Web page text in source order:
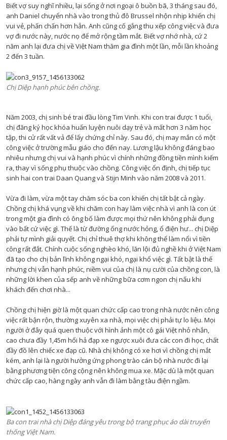
Biết vợ suy nghĩ nhiều, lại sống ở nơi ngoại ô buồn bã, 3 tháng sau đó,
anh Daniel chuyển nhà vào trong thủ đô Brussel nhộn nhịp khiến chị
vui vẻ, phấn chấn hơn hẳn. Anh cũng cố gắng thu xếp công việc và đưa
vợ đi nước này, nước nọ để mở rộng tầm mắt. Biết vợ nhớ nhà, cứ 2
năm anh lại đưa chị về Việt Nam thăm gia đình một lần, mỗi lần khoảng
2 đến 3 tuần.
Chị Diệp hạnh phúc bên chồng.
Năm 2003, chị sinh bé trai đầu lòng Tim Vinh. Khi con trai được 1 tuổi,
chị đăng ký học khóa huấn luyện nuôi dạy trẻ và mất hơn 3 năm học
tập, thi cử rất vất vả để lấy chứng chỉ này. Sau đó, chị may mắn có một
công việc ở trường mẫu giáo cho đến nay. Lương lậu không đáng bao
nhiêu nhưng chị vui và hạnh phúc vì chính những đồng tiền mình kiếm
ra, thay vì sống phụ thuộc vào chồng. Công việc ổn định, chị tiếp tục
sinh hai con trai Daan Quang và Stijn Minh vào năm 2008 và 2011.
Vừa đi làm, vừa một tay chăm sóc ba con khiến chị tất bật cả ngày.
Chồng chị khá vụng về khi chăm con hay làm việc nhà vì anh là con út
trong một gia đình có ông bố làm được mọi thứ nên không phải đụng
vào bất cứ việc gì. Thế là từ đường ống nước hỏng, ổ điện hư... chị Diệp
phải tự mình giải quyết. Chị chỉ thuê thợ khi không thể làm nổi vì tiền
công rất đắt. Chính cuộc sống nghèo khó, lăn lội đủ nghề khi ở Việt Nam
đã tạo cho chị bản lĩnh không ngại khó, ngại khổ việc gì. Tất bật là thế
nhưng chị vẫn hạnh phúc, niềm vui của chị là nụ cười của chồng con, là
những lời khen của sếp anh về những bữa cơm ngon chị nấu khi
khách đến chơi nhà...
Chồng chị hiện giờ là một quan chức cấp cao trong nhà nước nên công
việc rất bận rộn, thường xuyên xa nhà, mọi việc chị phải tự lo liệu. Mọi
người ở đây quá quen thuộc với hình ảnh một cô gái Việt nhỏ nhắn,
cao chưa đầy 1,45m hối hả đạp xe ngược xuôi đưa các con đi học, chất
đầy đồ lên chiếc xe đạp cũ. Nhà chị không có xe hơi vì chồng chị mắt
kém, anh lại là người hưởng ứng phong trào cán bộ nhà nước đi lại
bằng phương tiện công cộng nên không mua xe. Mặc dù là một quan
chức cấp cao, hàng ngày anh vẫn đi làm bằng tàu điện ngầm.
Ba con trai nhà chị Diệp đáng yêu trong bộ trang phục áo dài truyến
thống Việt Nam.